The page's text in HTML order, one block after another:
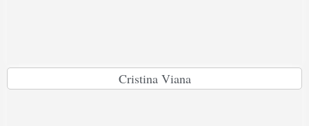
Cristina Viana